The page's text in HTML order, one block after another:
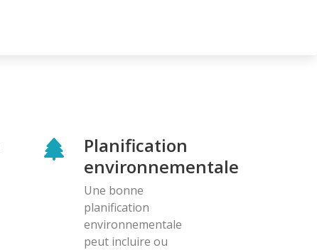
Planification
environnementale
Une bonne
planification
environnementale
peut incluire ou